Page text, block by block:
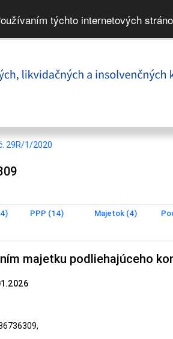
týchto internetových
29R/1/2020
PPP (14) Majetok (4)
majetku podliehajúceho